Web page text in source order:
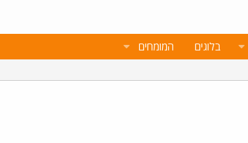
בלוגים המומחים